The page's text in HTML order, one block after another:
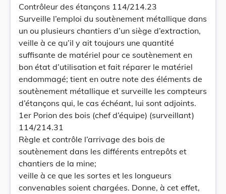
Contrôleur des étançons 114/214.23
Surveille l’emploi du soutènement métallique dans
un ou plusieurs chantiers d’un siège d’extraction,
veille à ce qu’il y ait toujours une quantité
suffisante de matériel pour ce soutènement en
bon état d’utilisation et fait réparer le matériel
endommagé; tient en outre note des éléments de
soutènement métallique et surveille les compteurs
d’étançons qui, le cas échéant, lui sont adjoints.
1er Porion des bois (chef d’équipe) (surveillant)
114/214.31
Règle et contrôle l’arrivage des bois de
soutènement dans les différents entrepôts et
chantiers de la mine;
veille à ce que les sortes et les longueurs
convenables soient chargées. Donne, à cet effet,